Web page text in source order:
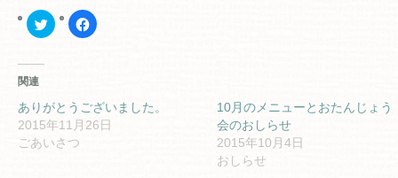
ク
リ
共
有
(新
し
い
Facebook
で
ク
リ
ッ
関連
ありがとうございました。
2015年11月26日
ごあいさつ
10月のメニューとおたんじょう
会のおしらせ
2015年10月4日
おしらせ